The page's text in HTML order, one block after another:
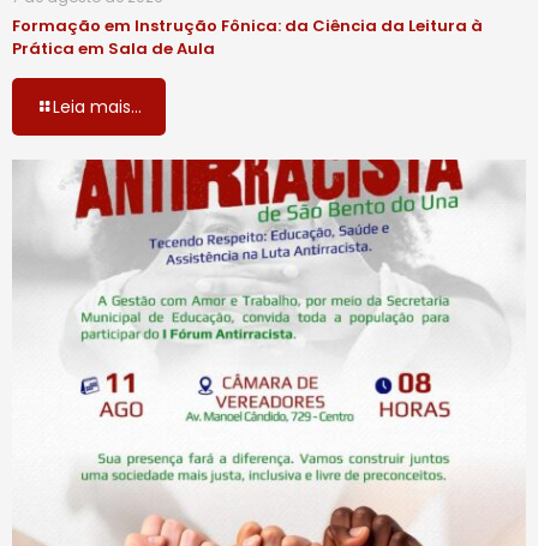
Formação em Instrução Fônica: da Ciência da Leitura à
Prática em Sala de Aula
Leia mais...